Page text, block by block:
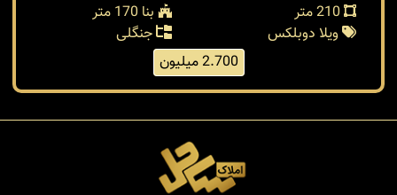
بنا 170 متر
ویلا دوبلکس
جنگلی
2.700 میلیون